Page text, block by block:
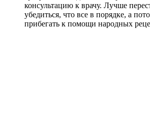
консультацию к врачу. Лучше
убедиться, что все в порядке, а
прибегать к помощи народных